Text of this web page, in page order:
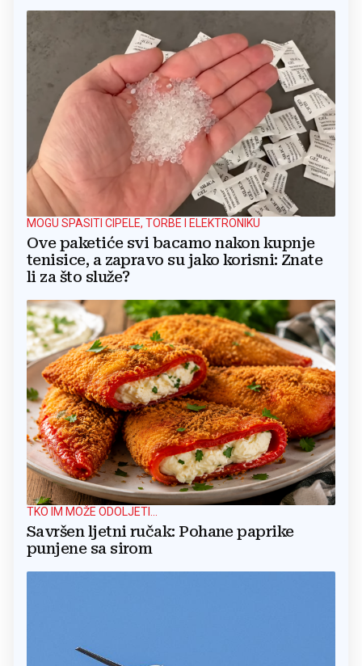
MOGU SPASITI CIPELE, TORBE I ELEKTRONIKU
Ove paketiće svi bacamo nakon kupnje
tenisice, a zapravo su jako korisni: Znate
li za što služe?
TKO IM MOŽE ODOLJETI...
Savršen ljetni ručak: Pohane paprike
punjene sa sirom